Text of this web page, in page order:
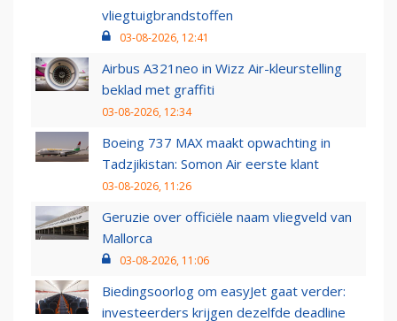
vliegtuigbrandstoffen
03-08-2026, 12:41
Airbus A321neo in Wizz Air-kleurstelling
beklad met graffiti
03-08-2026, 12:34
Boeing 737 MAX maakt opwachting in
Tadzjikistan: Somon Air eerste klant
03-08-2026, 11:26
Geruzie over officiële naam vliegveld van
Mallorca
03-08-2026, 11:06
Biedingsoorlog om easyJet gaat verder:
investeerders krijgen dezelfde deadline